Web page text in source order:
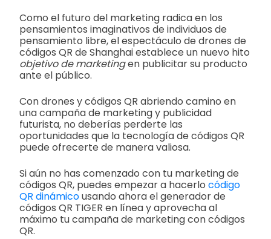
Como el futuro del marketing radica en los
pensamientos imaginativos de individuos de
pensamiento libre, el espectáculo de drones de
códigos QR de Shanghai establece un nuevo hito
objetivo de marketingen publicitar su producto
ante el público.
Con drones y códigos QR abriendo camino en
una campaña de marketing y publicidad
futurista, no deberías perderte las
oportunidades que la tecnología de códigos QR
puede ofrecerte de manera valiosa.
Si aún no has comenzado con tu marketing de
códigos QR, puedes empezar a hacerlo código
QR dinámicousando ahora el generador de
códigos QR TIGER en línea y aprovecha al
máximo tu campaña de marketing con códigos
QR.